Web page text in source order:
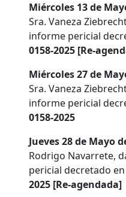
Miércoles 13 de
Sra. Vaneza
informe pericial
0158-2025 [Re-
Miércoles 27 de
Sra. Vaneza
informe pericial
0158-2025
Jueves 28 de Mayo
Rodrigo Navarrete,
pericial decretado
2025 [Re-agendada]